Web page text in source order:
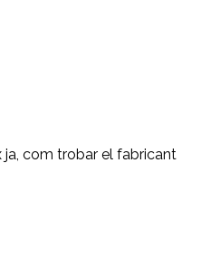
ja, com trobar el fabricant